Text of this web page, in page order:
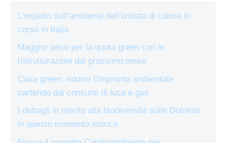
L’impatto sull’ambiente dell’ondata di calore in
corso in Italia
Maggior peso per la quota green con le
ristrutturazioni dal prossimo mese
Casa green: ridurre l’impronta ambientale
partendo dai consumi di luce e gas
I dettagli in merito alla biodiversità sulle Dolomiti
in questo momento storico